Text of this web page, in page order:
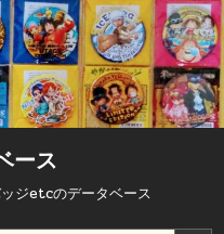
ース
ジetcのデータベース